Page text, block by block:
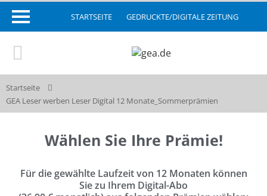
STARTSEITE GEDRUCKTE/DIGITALE ZEITUNG
Startseite
GEA Leser werben Leser Digital 12 Monate_Sommerprämien
Wählen Sie Ihre Prämie!
Für die gewählte Laufzeit von 12 Monaten können
Sie zu Ihrem Digital-Abo